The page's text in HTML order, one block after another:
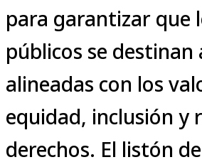
para garantizar que
públicos se destinan
alineadas con los
equidad, inclusión y
derechos. El listón